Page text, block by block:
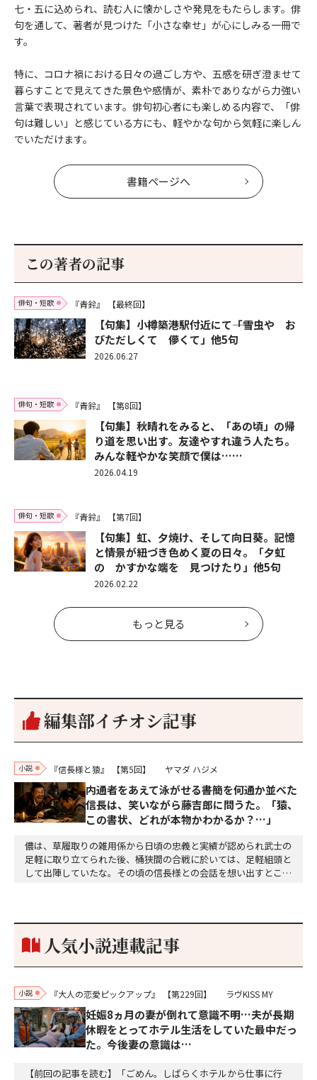
七・五に込められ、読む人に懐かしさや発見をもたらします。俳
句を通して、著者が見つけた「小さな幸せ」が心にしみる一冊で
す。
特に、コロナ禍における日々の過ごし方や、五感を研ぎ澄ませて
暮らすことで見えてきた景色や感情が、素朴でありながら力強い
言葉で表現されています。俳句初心者にも楽しめる内容で、「俳
句は難しい」と感じている方にも、軽やかな句から気軽に楽しん
でいただけます。
書籍ページへ
この著者の記事
俳句・短歌 『青鈴』 【最終回】
【句集】小樽築港駅付近にて――「雪虫や お
びただしくて 儚くて」他5句
2026.06.27
俳句・短歌 『青鈴』 【第8回】
【句集】秋晴れをみると、「あの頃」の帰
り道を思い出す。友達やすれ違う人たち。
みんな軽やかな笑顔で僕は……
2026.04.19
俳句・短歌 『青鈴』 【第7回】
【句集】虹、夕焼け、そして向日葵。記憶
と情景が紐づき色めく夏の日々。「夕虹
の かすかな端を 見つけたり」他5句
2026.02.22
もっと見る
編集部イチオシ記事
小説 『信長様と猿』 【第5回】 ヤマダ ハジメ
内通者をあえて泳がせる――書簡を何通か並べた
信長は、笑いながら藤吉郎に問うた。「猿、
この書状、どれが本物かわかるか？…」
儂は、草履取りの雑用係から日頃の忠義と実績が認められ武士の
足軽に取り立てられた後、桶狭間の合戦に於いては、足軽組頭と
して出陣していたな。その頃の信長様との会話を想い出すとこん
り。どうして勝てたのか、未だにわかりません。…
人気小説連載記事
小説 『大人の恋愛ピックアップ』 【第229回】 ラヴKISS MY
妊娠8ヵ月の妻が倒れて意識不明…夫が長期
休暇をとってホテル生活をしていた最中だっ
た。今後妻の意識は…
【前回の記事を読む】「ごめん。しばらくホテルから仕事に行